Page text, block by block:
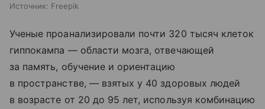
Источник: Freepik
Ученые проанализировали почти 320 тысяч клеток
гиппокампа — области мозга, отвечающей
за память, обучение и ориентацию
в пространстве, — взятых у 40 здоровых людей
в возрасте от 20 до 95 лет, используя комбинацию